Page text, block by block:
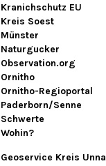
Kranichschutz EU
Kreis Soest
Münster
Naturgucker
Observation.org
Ornitho
Ornitho-Regioportal
Paderborn/Senne
Schwerte
Wohin?
Geoservice Kreis Unna